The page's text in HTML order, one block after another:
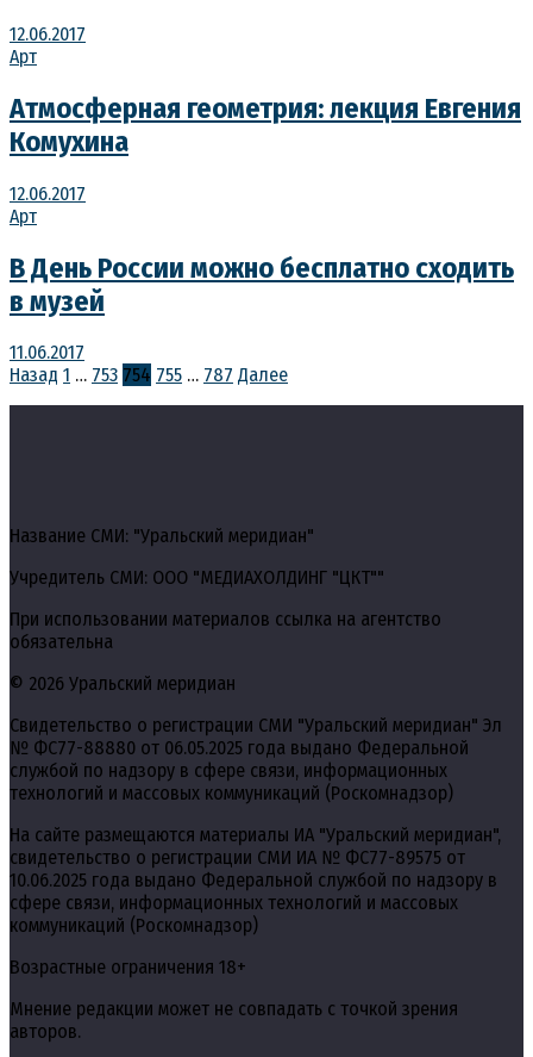
12.06.2017
Арт
Атмосферная геометрия: лекция Евгения
Комухина
12.06.2017
Арт
В День России можно бесплатно сходить
в музей
11.06.2017
Пагинация
Назад 1 … 753 754 755 … 787 Далее
Название СМИ: "Уральский меридиан"
Учредитель СМИ: ООО "МЕДИАХОЛДИНГ "ЦКТ""
При использовании материалов ссылка на агентство
обязательна
© 2026 Уральский меридиан
Свидетельство о регистрации СМИ "Уральский меридиан" Эл
№ ФС77-88880 от 06.05.2025 года выдано Федеральной
службой по надзору в сфере связи, информационных
технологий и массовых коммуникаций (Роскомнадзор)
На сайте размещаются материалы ИА "Уральский меридиан",
свидетельство о регистрации СМИ ИА № ФС77-89575 от
10.06.2025 года выдано Федеральной службой по надзору в
сфере связи, информационных технологий и массовых
коммуникаций (Роскомнадзор)
Возрастные ограничения 18+
Мнение редакции может не совпадать с точкой зрения
авторов.